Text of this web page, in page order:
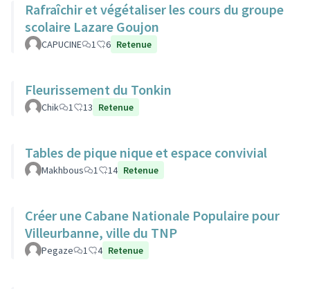
Rafraîchir et végétaliser les cours du groupe
scolaire Lazare Goujon
CAPUCINE 1 6 Retenue
Fleurissement du Tonkin
Chik 1 13 Retenue
Tables de pique nique et espace convivial
Makhbous 1 14 Retenue
Créer une Cabane Nationale Populaire pour
Villeurbanne, ville du TNP
Pegaze 1 4 Retenue